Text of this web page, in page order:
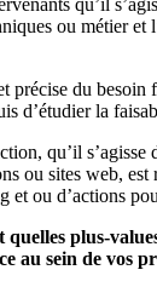
ou métier et
précise du besoin
d’étudier la
qu’il s’agisse
ou sites web, est
et ou d’actions
quelles plus-
au sein de vos